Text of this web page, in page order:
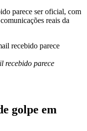
parece ser oficial, com
reais da
recebido parece
golpe em